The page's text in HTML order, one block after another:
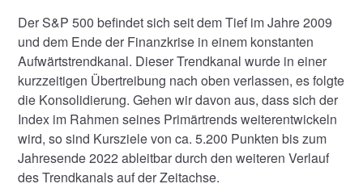
Der S&P 500 befindet sich seit dem Tief im Jahre 2009
und dem Ende der Finanzkrise in einem konstanten
Aufwärtstrendkanal. Dieser Trendkanal wurde in einer
kurzzeitigen Übertreibung nach oben verlassen, es folgte
die Konsolidierung. Gehen wir davon aus, dass sich der
Index im Rahmen seines Primärtrends weiterentwickeln
wird, so sind Kursziele von ca. 5.200 Punkten bis zum
Jahresende 2022 ableitbar durch den weiteren Verlauf
des Trendkanals auf der Zeitachse.